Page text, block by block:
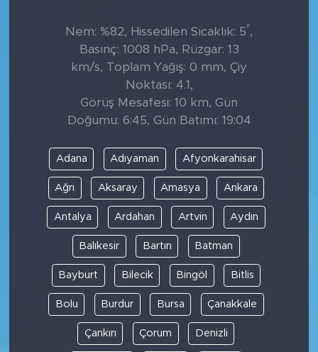
Nem: %82, Hissedilen Sıcaklık: 5°,
Basınç: 1008 hPa, Rüzgar: 13
km/s, Toplam Yağış: 0 mm, Çiy
Noktası: 4.1,
Görüş Mesafesi: 10 km, Gün
Doğumu: 6:45, Gün Batımı: 19:04
Adana Adıyaman Afyonkarahisar
Ağrı Aksaray Amasya Ankara
Antalya Ardahan Artvin Aydın
Balıkesir Bartın Batman
Bayburt Bilecik Bingöl Bitlis
Bolu Burdur Bursa Çanakkale
Çankırı Çorum Denizli